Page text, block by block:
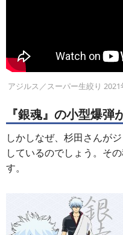
アジルス／スーパー生絞り
『銀魂』の小型爆弾
しかしなぜ、杉田さんが
しているのでしょう。そ
す。